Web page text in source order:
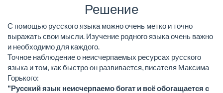
Решение
С помощью русского языка можно очень метко и точно
выражать свои мысли. Изучение родного языка очень важно
и необходимо для каждого.
Точное наблюдение о неисчерпаемых ресурсах русского
языка и том, как быстро он развивается, писателя Максима
Горького:
"Русский язык неисчерпаемо богат и всё обогащается с